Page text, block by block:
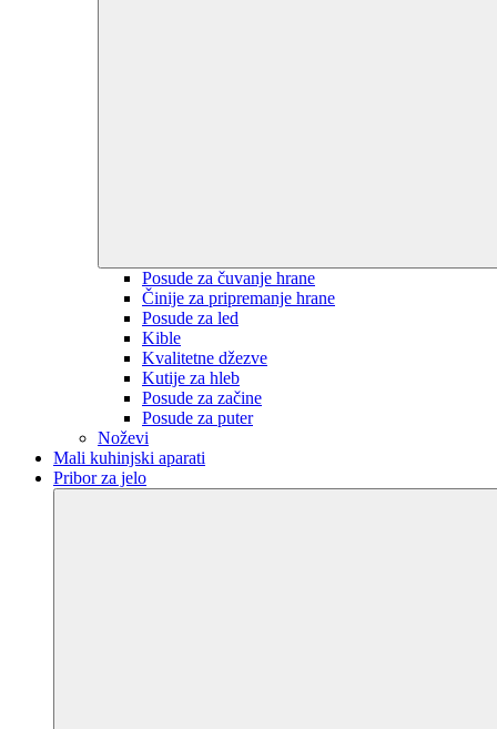
Posude za čuvanje hrane
Činije za pripremanje hrane
Posude za led
Kible
Kvalitetne džezve
Kutije za hleb
Posude za začine
Posude za puter
Noževi
Mali kuhinjski aparati
Pribor za jelo